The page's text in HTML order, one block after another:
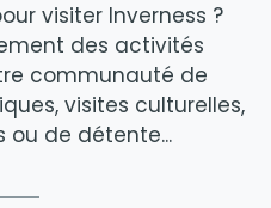
visiter Inverness ?
des activités
communauté de
visites culturelles,
ou de détente...